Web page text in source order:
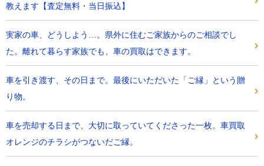
教えます【査定無料・当日振込】
実家の車、どうしよう…。県外に住むご家族からのご相談でし
た。離れて暮らす家族でも、車の買取はできます。
車を引き渡す、その日まで。最後にいただいた「ご縁」という贈
り物。
車を売却する日まで、大切に取っていてくださった一枚。車買取
オレンジのチラシがつないだご縁。